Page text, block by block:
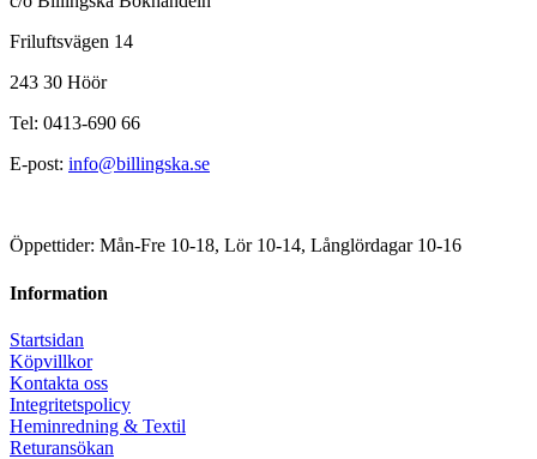
Friluftsvägen 14
243 30 Höör
Tel: 0413-690 66
E-post: info@billingska.se
Öppettider: Mån-Fre 10-18, Lör 10-14, Långlördagar 10-16
Information
Startsidan
Köpvillkor
Kontakta oss
Integritetspolicy
Heminredning & Textil
Returansökan